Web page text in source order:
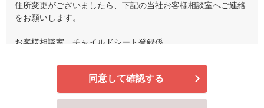
住所変更がございましたら、下記の当社お客様相談室へご連絡
をお願いします。
お客様相談室 チャイルドシート登録係
受付時間 平日9：00～17：00（土・日・祝日を除く）
お客様よりご提供いただいた個人情報は、リコールに関するご
同意して確認する